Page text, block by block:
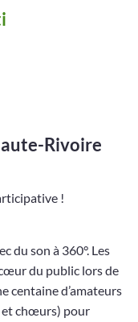
Rivoire
!
du son à 360°. Les
du public lors de
centaine d’amateurs
et chœurs) pour